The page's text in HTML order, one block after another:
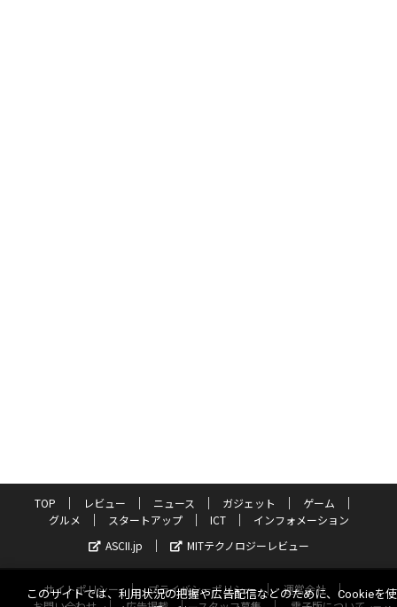
TOP レビュー ニュース ガジェット
ゲーム
グルメ
スタートアップ ICT
インフォメーション
ASCII.jp
MITテクノロジーレビュー
サイトポリシー プライバシーポリシー
運営会社
このサイトでは、利用状況の把握や広告配信などのために、Cookieを